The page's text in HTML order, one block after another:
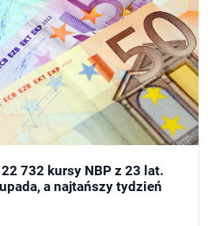
732 kursy NBP z 23 lat.
a najtańszy tydzień